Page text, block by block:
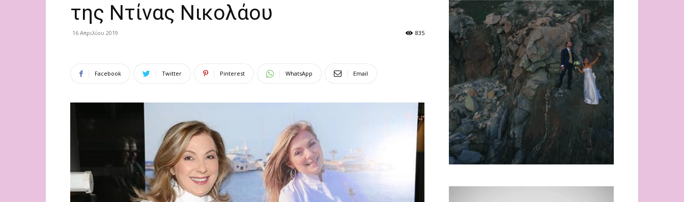
της Ντίνας Νικολάου
16 Απριλίου 2019 835
Facebook Twitter Pinterest WhatsApp Email